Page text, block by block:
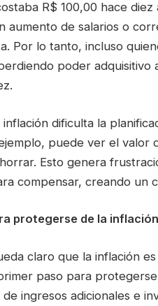
R$ 100,00 hace
aumento de salarios o
Por lo tanto, incluso
poder adquisitivo
inflación dificulta la
puede ver el valor
Esto genera
compensar, creando un
protegerse de la
claro que la inflación
paso para
ingresos adicionales e